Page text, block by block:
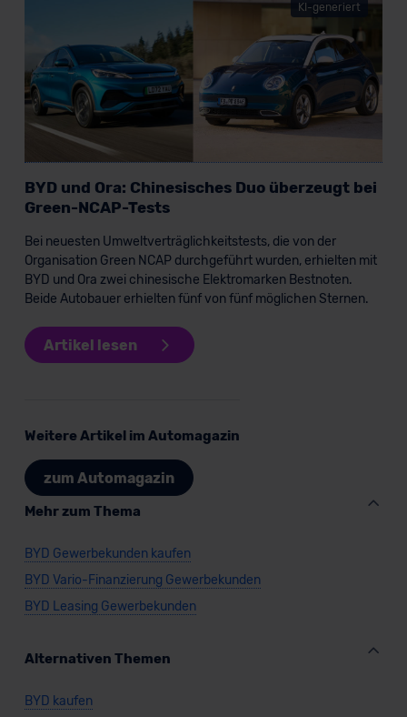
KI-generiert
BYD und Ora: Chinesisches Duo überzeugt bei
Green-NCAP-Tests
Bei neuesten Umweltverträglichkeitstests, die von der
Organisation Green NCAP durchgeführt wurden, erhielten mit
BYD und Ora zwei chinesische Elektromarken Bestnoten.
Beide Autobauer erhielten fünf von fünf möglichen Sternen.
Artikel lesen
Weitere Artikel im Automagazin
zum Automagazin
Mehr zum Thema
BYD Gewerbekunden kaufen
BYD Vario-Finanzierung Gewerbekunden
BYD Leasing Gewerbekunden
Alternativen Themen
BYD kaufen